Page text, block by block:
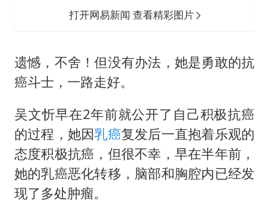
打开网易新闻 查看精彩图片
遗憾，不舍！但没有办法，她是勇敢的抗
癌斗士，一路走好。
吴文忻早在2年前就公开了自己积极抗癌
的过程，她因乳癌复发后一直抱着乐观的
态度积极抗癌，但很不幸，早在半年前，
她的乳癌恶化转移，脑部和胸腔内已经发
现了多处肿瘤。